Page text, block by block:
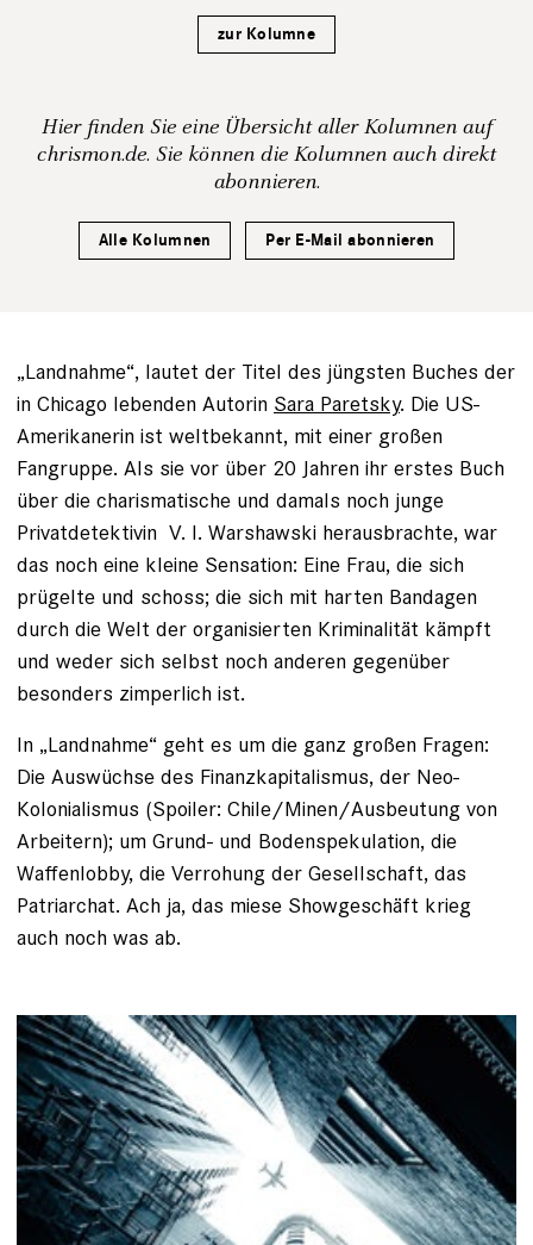
zur Kolumne
Hier finden Sie eine Übersicht aller Kolumnen auf
chrismon.de. Sie können die Kolumnen auch direkt
abonnieren.
Alle Kolumnen Per E-Mail abonnieren
„Landnahme“, lautet der Titel des jüngsten Buches der
in Chicago lebenden Autorin Sara Paretsky. Die US-
Amerikanerin ist weltbekannt, mit einer großen
Fangruppe. Als sie vor über 20 Jahren ihr erstes Buch
über die charismatische und damals noch junge
Privatdetektivin V. I. Warshawski herausbrachte, war
das noch eine kleine Sensation: Eine Frau, die sich
prügelte und schoss; die sich mit harten Bandagen
durch die Welt der organisierten Kriminalität kämpft
und weder sich selbst noch anderen gegenüber
besonders zimperlich ist.
In „Landnahme“ geht es um die ganz großen Fragen:
Die Auswüchse des Finanzkapitalismus, der Neo-
Kolonialismus (Spoiler: Chile/Minen/Ausbeutung von
Arbeitern); um Grund- und Bodenspekulation, die
Waffenlobby, die Verrohung der Gesellschaft, das
Patriarchat. Ach ja, das miese Showgeschäft krieg
auch noch was ab.